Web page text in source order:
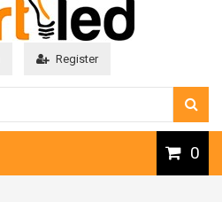
Register
0